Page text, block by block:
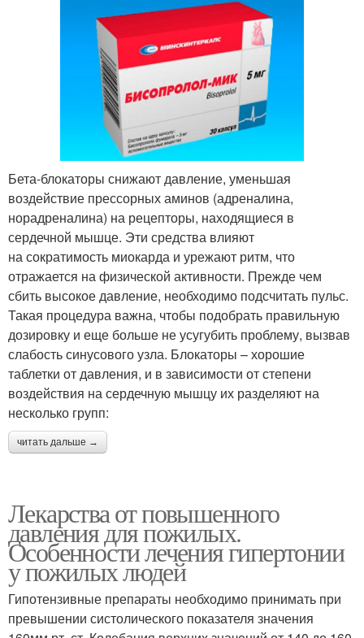
Бета-блокаторы снижают давление, уменьшая
воздействие прессорных аминов (адреналина,
норадреналина) на рецепторы, находящиеся в
сердечной мышце. Эти средства влияют
на сократимость миокарда и урежают ритм, что
отражается на физической активности. Прежде чем
сбить высокое давление, необходимо подсчитать пульс.
Такая процедура важна, чтобы подобрать правильную
дозировку и еще больше не усугубить проблему, вызвав
слабость синусового узла. Блокаторы – хорошие
таблетки от давления, и в зависимости от степени
воздействия на сердечную мышцу их разделяют на
несколько групп:
читать дальше →
Лекарства от повышенного
давления для пожилых.
Особенности лечения гипертонии
у пожилых людей
Гипотензивные препараты необходимо принимать при
превышении систолического показателя значения